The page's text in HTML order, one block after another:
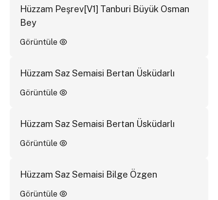
Hüzzam Peşrev[V1] Tanburi Büyük Osman
Bey
Görüntüle
Hüzzam Saz Semaisi Bertan Üsküdarlı
Görüntüle
Hüzzam Saz Semaisi Bertan Üsküdarlı
Görüntüle
Hüzzam Saz Semaisi Bilge Özgen
Görüntüle